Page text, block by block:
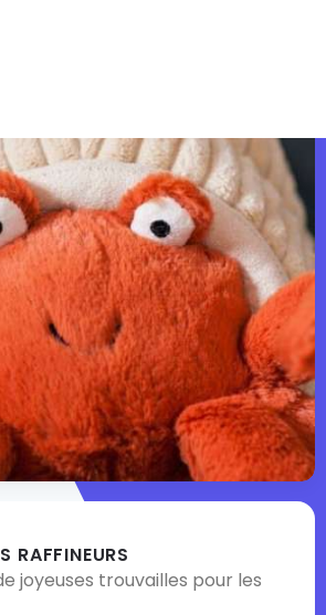
RAFFINEURS
joyeuses trouvailles pour les